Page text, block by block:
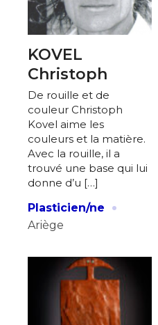
KOVEL
Christoph
De rouille et de
couleur Christoph
Kovel aime les
couleurs et la matière.
Avec la rouille, il a
trouvé une base qui lui
donne d’u […]
Plasticien/ne
·
Ariège